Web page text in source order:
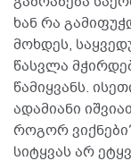
ხან რა
მოხდეს,
წასვლა
წამიყვანს.
ადამიანი
როგორ
სიტყვას არ